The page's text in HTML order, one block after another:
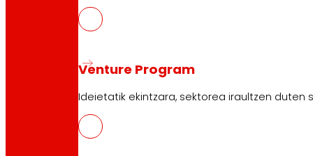
Venture Program
Ideietatik ekintzara, sektorea iraultzen
Bezeroarentzako arreta:944 943 444
EROSKI korporatiboa